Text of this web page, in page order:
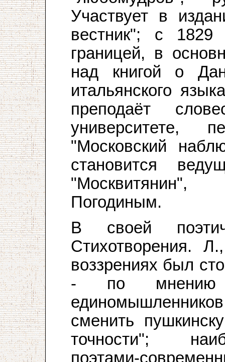
Участвует в
вестник"; с
границей, в
над книгой о
итальянского
преподаёт
университете,
"Московский
становится
Погодиным.
В своей
Стихотворения.
воззрениях был
- по мнению
сменить
точности";
поэтами-